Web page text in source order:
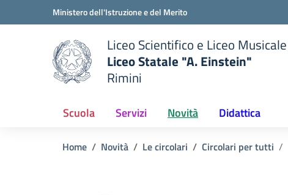
Vai ai contenuti
Vai al menu di navigazioneMinistero dell'Istruzione e del Merito
scuola
Liceo Scientifico e Liceo Musicale
Liceo Statale "A. Einstein"
Rimini
Scuola Servizi Novità Didattica
Home Novità Le circolari Circolari per tutti